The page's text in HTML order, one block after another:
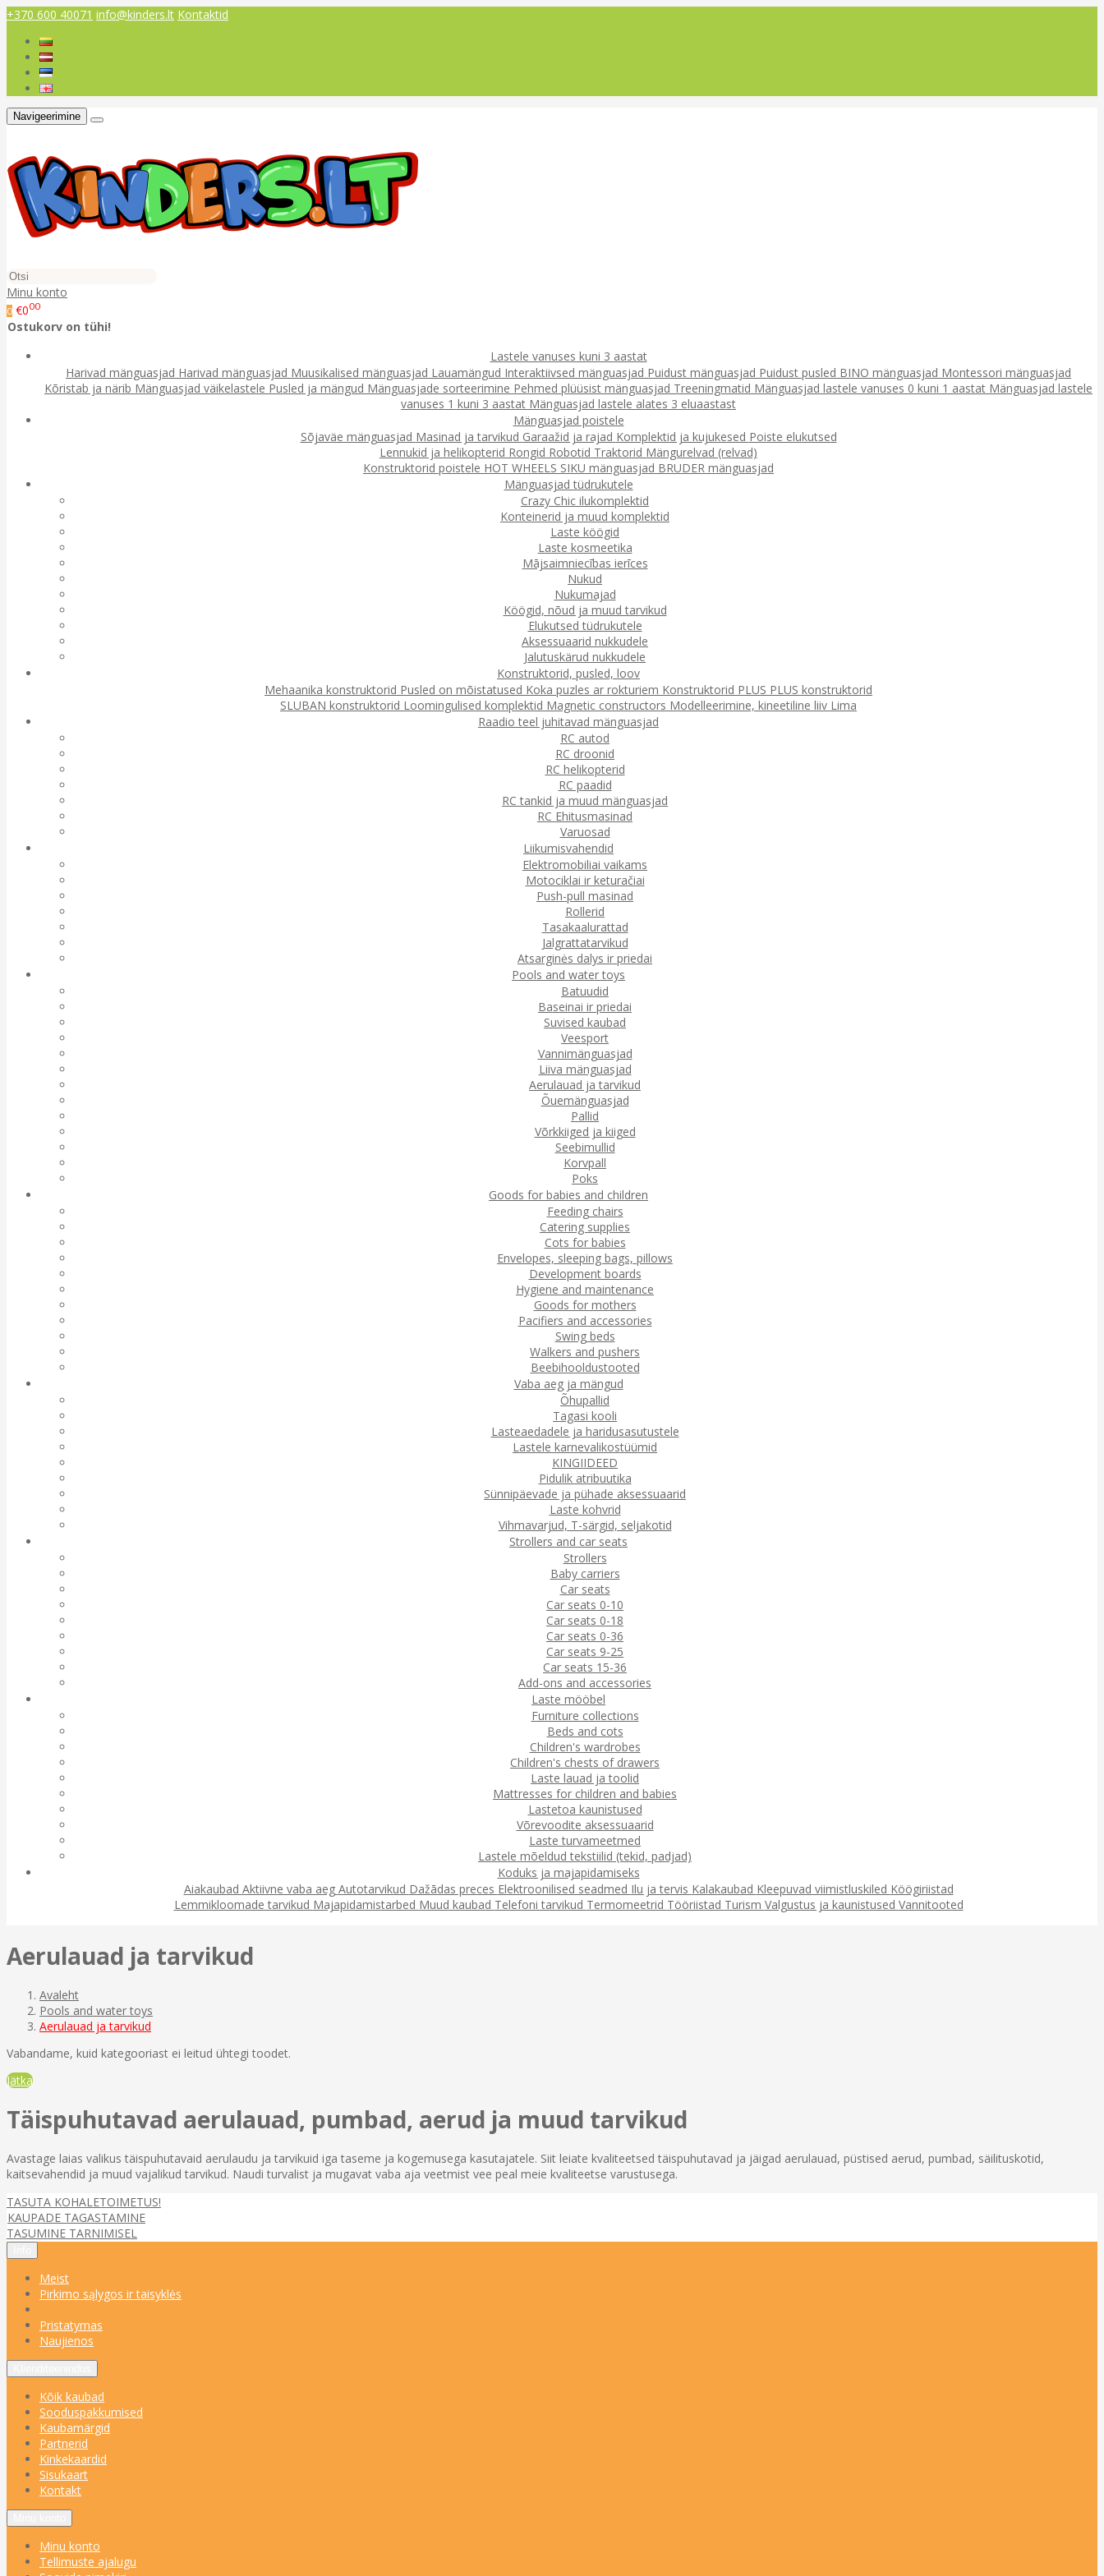
+370 600 40071 info@kinders.lt Kontaktid
Navigeerimine
Minu konto
0 €000
Ostukorv on tühi!
Lastele vanuses kuni 3 aastat
Harivad mänguasjad Harivad mänguasjad Muusikalised mänguasjad Lauamängud Interaktiivsed mänguasjad Puidust mänguasjad Puidust pusled BINO mänguasjad Montessori mänguasjad
Kõristab ja närib Mänguasjad väikelastele Pusled ja mängud Mänguasjade sorteerimine Pehmed plüüsist mänguasjad Treeningmatid Mänguasjad lastele vanuses 0 kuni 1 aastat Mänguasjad lastele
vanuses 1 kuni 3 aastat Mänguasjad lastele alates 3 eluaastast
Mänguasjad poistele
Sõjaväe mänguasjad Masinad ja tarvikud Garaažid ja rajad Komplektid ja kujukesed Poiste elukutsed
Lennukid ja helikopterid Rongid Robotid Traktorid Mängurelvad (relvad)
Konstruktorid poistele HOT WHEELS SIKU mänguasjad BRUDER mänguasjad
Mänguasjad tüdrukutele
Crazy Chic ilukomplektid
Konteinerid ja muud komplektid
Laste köögid
Laste kosmeetika
Mājsaimniecības ierīces
Nukud
Nukumajad
Köögid, nõud ja muud tarvikud
Elukutsed tüdrukutele
Aksessuaarid nukkudele
Jalutuskärud nukkudele
Konstruktorid, pusled, loov
Mehaanika konstruktorid Pusled on mõistatused Koka puzles ar rokturiem Konstruktorid PLUS PLUS konstruktorid
SLUBAN konstruktorid Loomingulised komplektid Magnetic constructors Modelleerimine, kineetiline liiv Lima
Raadio teel juhitavad mänguasjad
RC autod
RC droonid
RC helikopterid
RC paadid
RC tankid ja muud mänguasjad
RC Ehitusmasinad
Varuosad
Liikumisvahendid
Elektromobiliai vaikams
Motociklai ir keturačiai
Push-pull masinad
Rollerid
Tasakaalurattad
Jalgrattatarvikud
Atsarginės dalys ir priedai
Pools and water toys
Batuudid
Baseinai ir priedai
Suvised kaubad
Veesport
Vannimänguasjad
Liiva mänguasjad
Aerulauad ja tarvikud
Õuemänguasjad
Pallid
Võrkkiiged ja kiiged
Seebimullid
Korvpall
Poks
Goods for babies and children
Feeding chairs
Catering supplies
Cots for babies
Envelopes, sleeping bags, pillows
Development boards
Hygiene and maintenance
Goods for mothers
Pacifiers and accessories
Swing beds
Walkers and pushers
Beebihooldustooted
Vaba aeg ja mängud
Õhupallid
Tagasi kooli
Lasteaedadele ja haridusasutustele
Lastele karnevalikostüümid
KINGIIDEED
Pidulik atribuutika
Sünnipäevade ja pühade aksessuaarid
Laste kohvrid
Vihmavarjud, T-särgid, seljakotid
Strollers and car seats
Strollers
Baby carriers
Car seats
Car seats 0-10
Car seats 0-18
Car seats 0-36
Car seats 9-25
Car seats 15-36
Add-ons and accessories
Laste mööbel
Furniture collections
Beds and cots
Children's wardrobes
Children's chests of drawers
Laste lauad ja toolid
Mattresses for children and babies
Lastetoa kaunistused
Võrevoodite aksessuaarid
Laste turvameetmed
Lastele mõeldud tekstiilid (tekid, padjad)
Koduks ja majapidamiseks
Aiakaubad Aktiivne vaba aeg Autotarvikud Dažādas preces Elektroonilised seadmed Ilu ja tervis Kalakaubad Kleepuvad viimistluskiled Köögiriistad
Lemmikloomade tarvikud Majapidamistarbed Muud kaubad Telefoni tarvikud Termomeetrid Tööriistad Turism Valgustus ja kaunistused Vannitooted
Aerulauad ja tarvikud
Avaleht
Pools and water toys
Aerulauad ja tarvikud
Vabandame, kuid kategooriast ei leitud ühtegi toodet.
Jätka
Täispuhutavad aerulauad, pumbad, aerud ja muud tarvikud
Avastage laias valikus täispuhutavaid aerulaudu ja tarvikuid iga taseme ja kogemusega kasutajatele. Siit leiate kvaliteetsed täispuhutavad ja jäigad aerulauad, püstised aerud, pumbad, säilituskotid,
kaitsevahendid ja muud vajalikud tarvikud. Naudi turvalist ja mugavat vaba aja veetmist vee peal meie kvaliteetse varustusega.
TASUTA KOHALETOIMETUS!
KAUPADE TAGASTAMINE
TASUMINE TARNIMISEL
Meist
Pirkimo sąlygos ir taisyklės
Pristatymas
Naujienos
Kõik kaubad
Sooduspakkumised
Kaubamärgid
Partnerid
Kinkekaardid
Sisukaart
Kontakt
Minu konto
Tellimuste ajalugu